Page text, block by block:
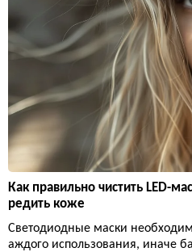
Как правильно чистить LED-
редить коже
Светодиодные маски
аждого использования, иначе